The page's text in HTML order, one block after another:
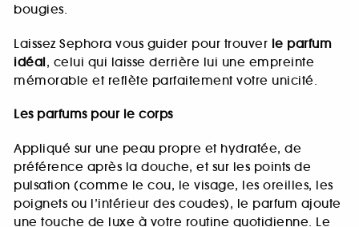
bougies.
Laissez Sephora vous guider pour trouver le parfum
idéal, celui qui laisse derrière lui une empreinte
mémorable et reflète parfaitement votre unicité.
Les parfums pour le corps
Appliqué sur une peau propre et hydratée, de
préférence après la douche, et sur les points de
pulsation (comme le cou, le visage, les oreilles, les
poignets ou l’intérieur des coudes), le parfum ajoute
une touche de luxe à votre routine quotidienne. Le